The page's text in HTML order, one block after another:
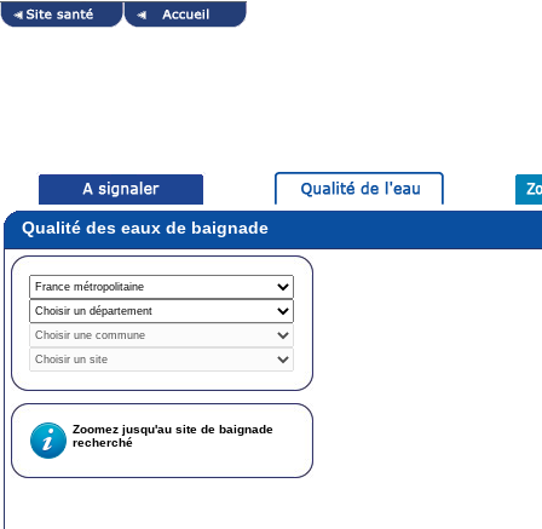
Qualité des eaux de baignade
Zoomez jusqu'au site de baignade
recherché